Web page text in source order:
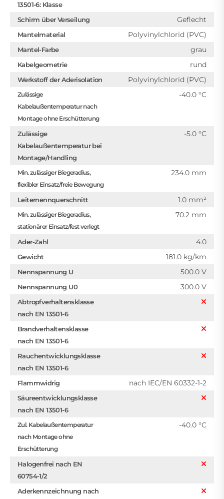
13501-6: Klasse
Schirm über Verseilung
Geflecht
Mantelmaterial Polyvinylchlorid (PVC)
Mantel-Farbe grau
Kabelgeometrie rund
Werkstoff der Aderisolation Polyvinylchlorid (PVC)
Zulässige
Kabelaußentemperatur nach
Montage ohne Erschütterung
-40.0 °C
Zulässige
Kabelaußentemperatur bei
Montage/Handling
-5.0 °C
Min. zulässiger Biegeradius,
flexibler Einsatz/freie Bewegung
234.0 mm
Leiternennquerschnitt 1.0 mm²
Min. zulässiger Biegeradius,
stationärer Einsatz/fest verlegt
70.2 mm
Ader-Zahl 4.0
Gewicht 181.0 kg/km
Nennspannung U 500.0 V
Nennspannung U0 300.0 V
Abtropfverhaltensklasse
nach EN 13501-6
Brandverhaltensklasse
nach EN 13501-6
Rauchentwicklungsklasse
nach EN 13501-6
Flammwidrig
nach IEC/EN 60332-1-2
Säureentwicklungsklasse
nach EN 13501-6
Zul. Kabelaußentemperatur
nach Montage ohne
Erschütterung
-40.0 °C
Halogenfrei nach EN
60754-1/2
Aderkennzeichnung nach